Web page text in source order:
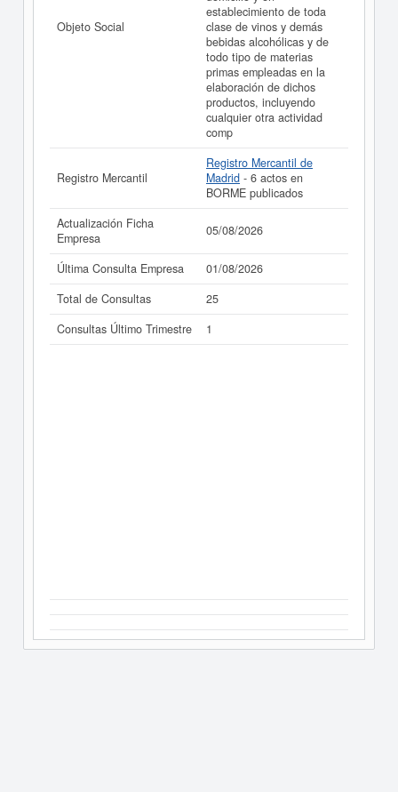
Objeto Social
establecimiento de toda
clase de vinos y demás
bebidas alcohólicas y de
todo tipo de materias
primas empleadas en la
elaboración de dichos
productos, incluyendo
cualquier otra actividad
comp
Registro Mercantil
Registro Mercantil de
Madrid - 6 actos en
BORME publicados
Actualización Ficha
Empresa
05/08/2026
Última Consulta Empresa
01/08/2026
Total de Consultas
25
Consultas Último Trimestre
1